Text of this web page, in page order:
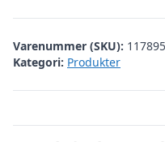
Varenummer (SKU):
Kategori: Produkter